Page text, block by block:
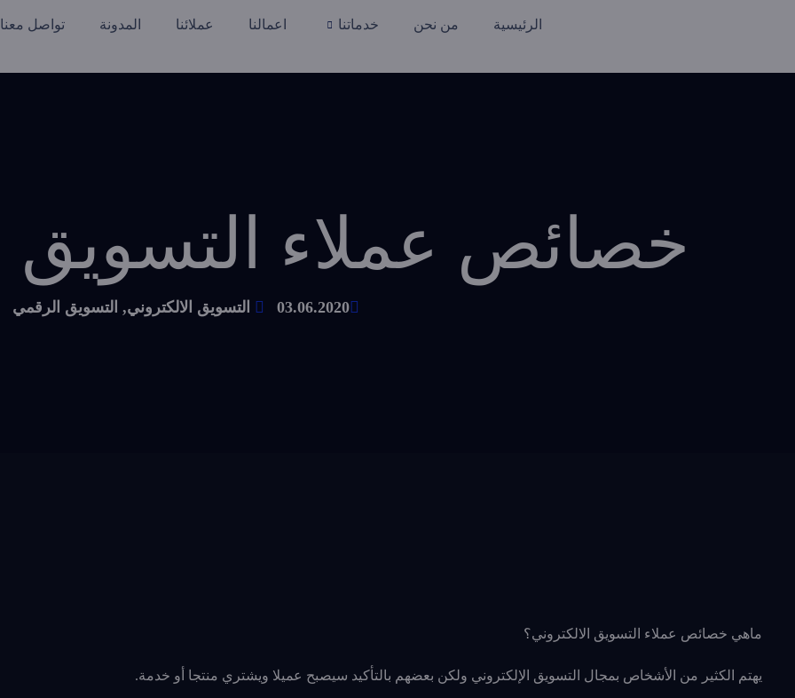
الرئيسية من نحن خدماتنا اعمالنا عملائنا المدونة تواصل معنا
خصائص عملاء التسويق
03.06.2020 التسويق الالكتروني, التسويق الرقمي
ماهي خصائص عملاء التسويق الالكتروني؟
يهتم الكثير من الأشخاص بمجال التسويق الإلكتروني ولكن بعضهم بالتأكيد سيصبح عميلا ويشتري منتجا أو خدمة.